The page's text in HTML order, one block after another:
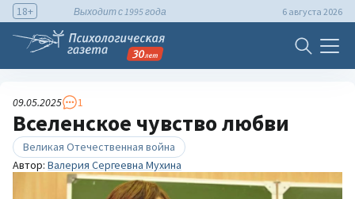
18+ Выходит с 1995 года 6 августа 2026
09.05.2025 1
Вселенское чувство любви
Великая Отечественная война
Автор: Валерия Сергеевна Мухина